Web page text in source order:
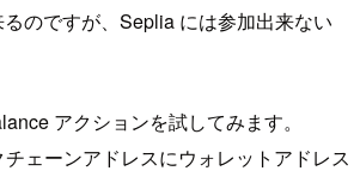
のですが、Seplia には参加出来ない
アクションを試してみます。
ェーンアドレスにウォレットアドレス